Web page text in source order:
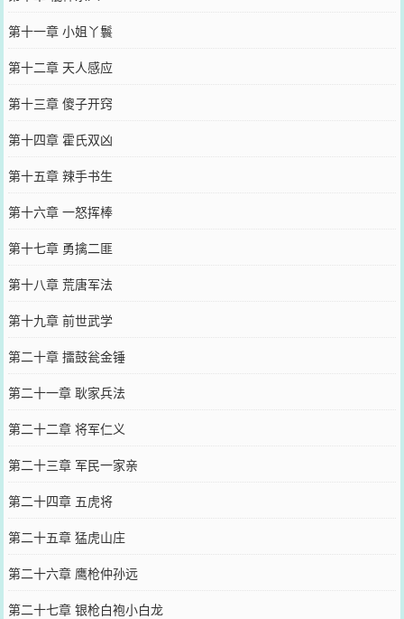
第十一章 小姐丫鬟
第十二章 天人感应
第十三章 傻子开窍
第十四章 霍氏双凶
第十五章 辣手书生
第十六章 一怒挥棒
第十七章 勇擒二匪
第十八章 荒唐军法
第十九章 前世武学
第二十章 擂鼓瓮金锤
第二十一章 耿家兵法
第二十二章 将军仁义
第二十三章 军民一家亲
第二十四章 五虎将
第二十五章 猛虎山庄
第二十六章 鹰枪仲孙远
第二十七章 银枪白袍小白龙